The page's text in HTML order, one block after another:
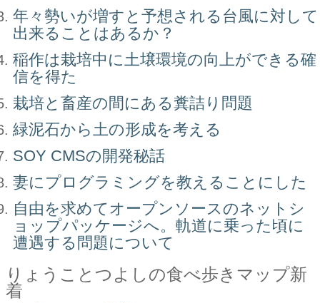
年々勢いが増すと予想される台風に対して
出来ることはあるか？
稲作は栽培中に土壌環境の向上ができる確
信を得た
栽培と畜産の間にある糞詰り問題
緑泥石から土の形成を考える
SOY CMSの開発秘話
妻にプログラミングを教えることにした
自由を求めてオープンソースのネットシ
ョップパッケージへ。軌道に乗った頃に
遭遇する問題について
りょうことつよしの食べ歩きマップ新
着